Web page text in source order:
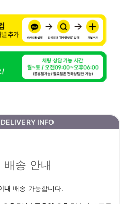
DELIVERY INFO
배송 안내
내 배송 가능합니다.